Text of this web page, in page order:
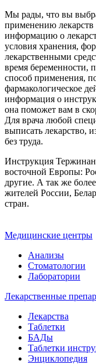
Мы рады, что вы
применению
информацию о
условия хранения,
лекарственными
время беременности,
способ применения,
фармакологическое
информация о
она поможет вам в
Для врача любой
выписать лекарство,
без труда.
Инструкция Тержинан
восточной Европы:
другие. А так же
жителей России,
стран.
Медицинские центры
Анализы
Стоматологии
Лаборатории
Лекарственные
Лекарства
Таблетки
БАДы
Таблетки
Энциклопедия